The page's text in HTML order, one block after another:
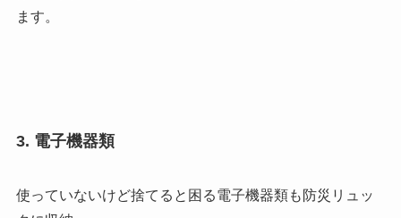
ます。
3. 電子機器類
使っていないけど捨てると困る電子機器類も防災リュッ